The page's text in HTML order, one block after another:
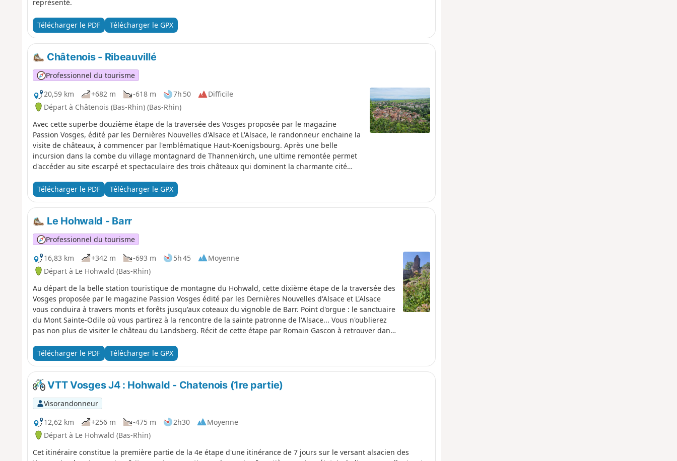
représenté.
Télécharger le PDF Télécharger le GPX
Châtenois - Ribeauvillé
Professionnel du tourisme
20,59 km
+682 m -618 m 7h 50
Difficile
Départ à Châtenois (Bas-Rhin) (Bas-Rhin)
Avec cette superbe douzième étape de la traversée des Vosges proposée par le magazine
Passion Vosges, édité par les Dernières Nouvelles d'Alsace et L'Alsace, le randonneur enchaine la
visite de châteaux, à commencer par l'emblématique Haut-Koenigsbourg. Après une belle
incursion dans la combe du village montagnard de Thannenkirch, une ultime remontée permet
d'accéder au site escarpé et spectaculaire des trois châteaux qui dominent la charmante cité
Télécharger le PDF
Télécharger le GPX
Le Hohwald - Barr
Professionnel du tourisme
16,83 km
+342 m -693 m 5h 45
Moyenne
Départ à Le Hohwald (Bas-Rhin)
Au départ de la belle station touristique de montagne du Hohwald, cette dixième étape de la traversée des
Vosges proposée par le magazine Passion Vosges édité par les Dernières Nouvelles d'Alsace et L'Alsace
vous conduira à travers monts et forêts jusqu'aux coteaux du vignoble de Barr. Point d'orgue : le sanctuaire
du Mont Sainte-Odile où vous partirez à la rencontre de la sainte patronne de l'Alsace... Vous n'oublierez
pas non plus de visiter le château du Landsberg. Récit de cette étape par Romain Gascon à retrouver dans
Télécharger le PDF
Télécharger le GPX
VTT Vosges J4 : Hohwald - Chatenois (1re partie)
Visorandonneur
12,62 km
+256 m -475 m 2h30
Moyenne
Départ à Le Hohwald (Bas-Rhin)
Cet itinéraire constitue la première partie de la 4e étape d'une itinérance de 7 jours sur le versant alsacien des